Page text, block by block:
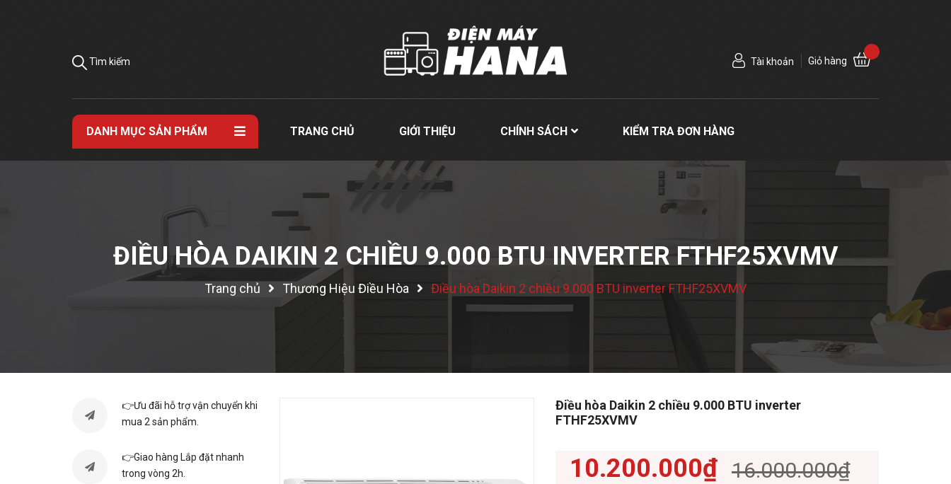
Tìm kiếm Tài khoản Giỏ hàng
DANH MỤC SẢN PHẨM TRANG CHỦ GIỚI THIỆU CHÍNH SÁCH KIỂM TRA ĐƠN HÀNG
ĐIỀU HÒA DAIKIN 2 CHIỀU 9.000 BTU INVERTER FTHF25XVMV
Trang chủ Thương Hiệu Điều Hòa Điều hòa Daikin 2 chiều 9.000 BTU inverter FTHF25XVMV
Điều hòa Daikin 2 chiều 9.000 BTU inverter
FTHF25XVMV
10.200.000₫ 16.000.000₫
👉Ưu đãi hỗ trợ vận chuyển khi
mua 2 sản phẩm.
👉Giao hàng Lắp đặt nhanh
trong vòng 2h.